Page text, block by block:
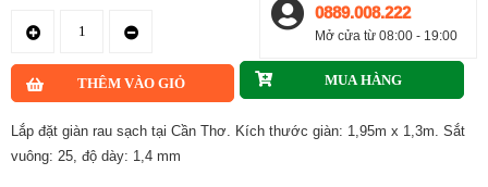
0889.008.222
Mở cửa từ 08:00 - 19:00
Lắp đặt giàn rau sạch tại Cần Thơ. Kích thước giàn: 1,95m x 1,3m. Sắt
vuông: 25, độ dày: 1,4 mm